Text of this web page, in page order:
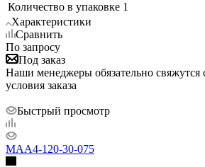
Количество в упаковке 1
Характеристики
Сравнить
По запросу
Под заказ
Наши менеджеры обязательно свяжутся
условия заказа
Быстрый просмотр
MAA4-120-30-075